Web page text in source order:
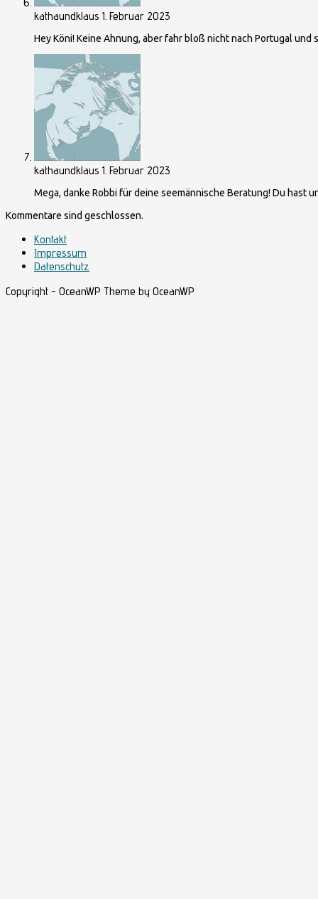
kathaundklaus 1. Februar 2023
Hey Köni! Keine Ahnung, aber fahr bloß nicht nach Portugal und
kathaundklaus 1. Februar 2023
Mega, danke Robbi für deine seemännische Beratung! Du hast
Kommentare sind geschlossen.
Kontakt
Impressum
Datenschutz
Copyright - OceanWP Theme by OceanWP